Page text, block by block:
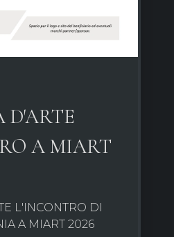
D'ARTE
A MIART
L'INCONTRO DI
A MIART 2026